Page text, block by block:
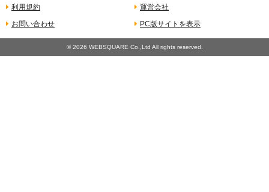
利用規約
運営会社
お問い合わせ
PC版サイトを表示
©2026 WEBSQUARE Co.,Ltd All rights reserved.